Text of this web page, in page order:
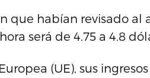
que habían revisado al
será de 4.75 a 4.8
(UE), sus